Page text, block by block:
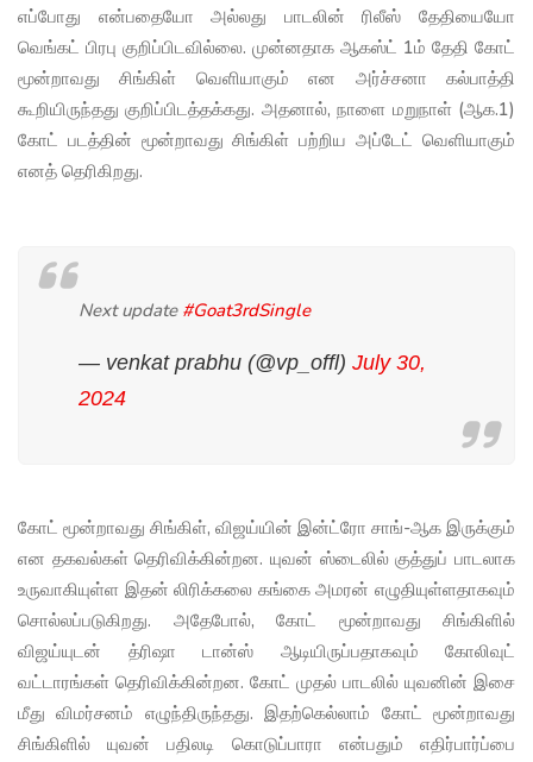
எப்போது என்பதையோ அல்லது பாடலின் ரிலீஸ் தேதியையோ
வெங்கட் பிரபு குறிப்பிடவில்லை. முன்னதாக ஆகஸ்ட் 1ம் தேதி கோட்
மூன்றாவது சிங்கிள் வெளியாகும் என அர்ச்சனா கல்பாத்தி
கூறியிருந்தது குறிப்பிடத்தக்கது. அதனால், நாளை மறுநாள் (ஆக.1)
கோட் படத்தின் மூன்றாவது சிங்கிள் பற்றிய அப்டேட் வெளியாகும்
எனத் தெரிகிறது.
Next update #Goat3rdSingle
— venkat prabhu (@vp_offl) July 30,
2024
கோட் மூன்றாவது சிங்கிள், விஜய்யின் இன்ட்ரோ சாங்-ஆக இருக்கும்
என தகவல்கள் தெரிவிக்கின்றன. யுவன் ஸ்டைலில் குத்துப் பாடலாக
உருவாகியுள்ள இதன் லிரிக்கலை கங்கை அமரன் எழுதியுள்ளதாகவும்
சொல்லப்படுகிறது. அதேபோல், கோட் மூன்றாவது சிங்கிளில்
விஜய்யுடன் த்ரிஷா டான்ஸ் ஆடியிருப்பதாகவும் கோலிவுட்
வட்டாரங்கள் தெரிவிக்கின்றன. கோட் முதல் பாடலில் யுவனின் இசை
மீது விமர்சனம் எழுந்திருந்தது. இதற்கெல்லாம் கோட் மூன்றாவது
சிங்கிளில் யுவன் பதிலடி கொடுப்பாரா என்பதும் எதிர்பார்ப்பை